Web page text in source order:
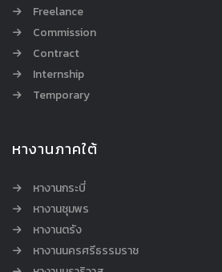
Freelance
Commission
Contract
Internship
Temporary
หางานภาคใต้
หางานกระบี่
หางานชุมพร
หางานตรัง
หางานนครศรีธรรมราช